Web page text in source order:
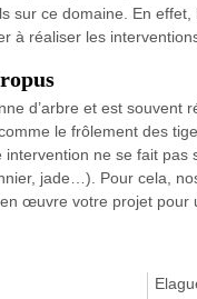
sur ce domaine. En
à réaliser les
d’arbre et est
le frôlement des
ne se fait
jade…). Pour cela,
œuvre votre projet pour